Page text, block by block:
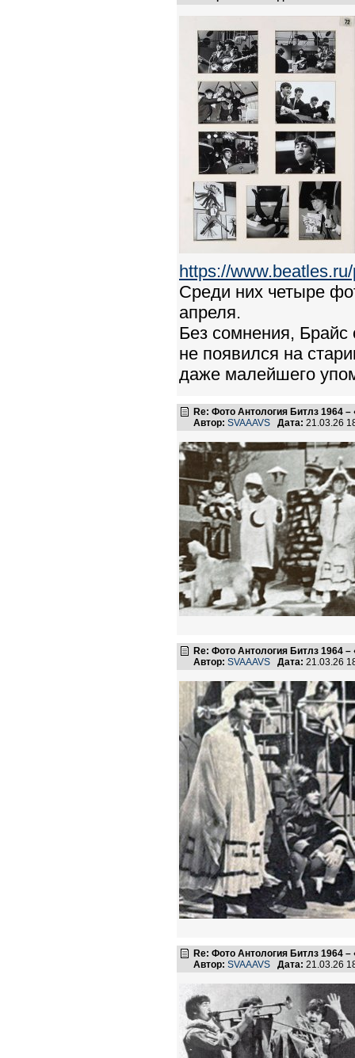
https://
Среди них четыре
апреля.
Без сомнения, Брайс
не появился на
даже малейшего
Re: Фото Антология Битлз 1964
Автор: SVAAAVS Дата: 21.03.26
Re: Фото Антология Битлз 1964
Автор: SVAAAVS Дата: 21.03.26
Re: Фото Антология Битлз 1964
Автор: SVAAAVS Дата: 21.03.26